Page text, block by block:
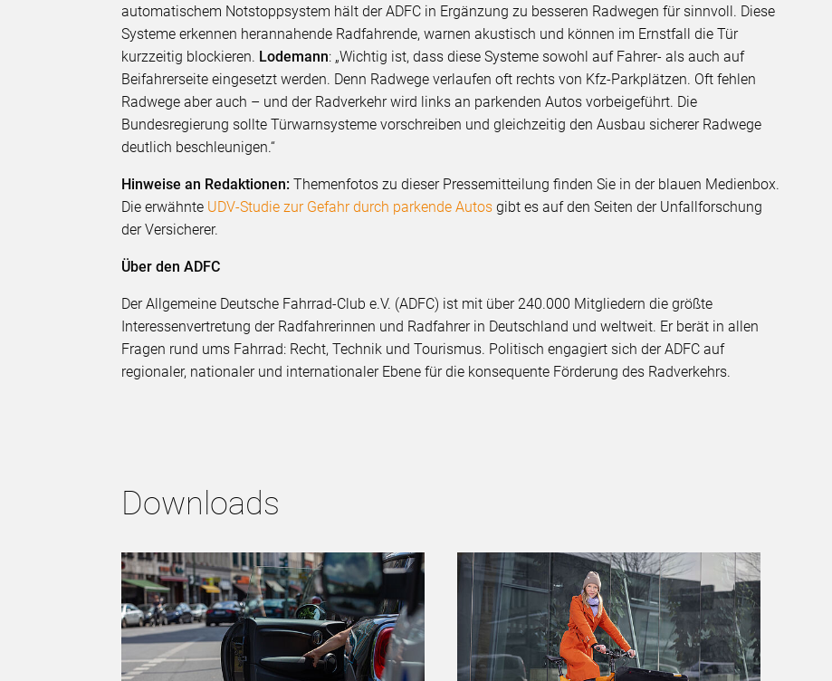
automatischem Notstoppsystem hält der ADFC in Ergänzung zu besseren Radwegen für sinnvoll. Diese
Systeme erkennen herannahende Radfahrende, warnen akustisch und können im Ernstfall die Tür
kurzzeitig blockieren. Lodemann: „Wichtig ist, dass diese Systeme sowohl auf Fahrer- als auch auf
Beifahrerseite eingesetzt werden. Denn Radwege verlaufen oft rechts von Kfz-Parkplätzen. Oft fehlen
Radwege aber auch – und der Radverkehr wird links an parkenden Autos vorbeigeführt. Die
Bundesregierung sollte Türwarnsysteme vorschreiben und gleichzeitig den Ausbau sicherer Radwege
deutlich beschleunigen.“
Hinweise an Redaktionen:Themenfotos zu dieser Pressemitteilung finden Sie in der blauen Medienbox.
Die erwähnte UDV-Studie zur Gefahr durch parkende Autos gibt es auf den Seiten der Unfallforschung
der Versicherer.
Über den ADFC
Der Allgemeine Deutsche Fahrrad-Club e.V. (ADFC) ist mit über 240.000 Mitgliedern die größte
Interessenvertretung der Radfahrerinnen und Radfahrer in Deutschland und weltweit. Er berät in allen
Fragen rund ums Fahrrad: Recht, Technik und Tourismus. Politisch engagiert sich der ADFC auf
regionaler, nationaler und internationaler Ebene für die konsequente Förderung des Radverkehrs.
Downloads